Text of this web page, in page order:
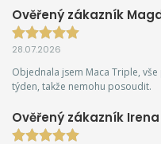
Ověřený zákazník
28.07.2026
Objednala jsem Maca Triple,
týden, takže nemohu posoudit.
Ověřený zákazník Irena